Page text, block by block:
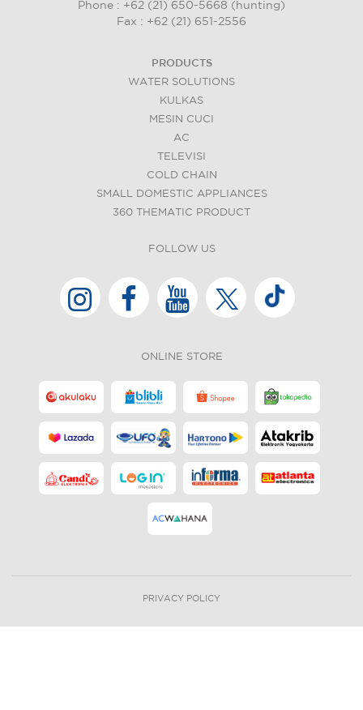
Phone : +62 (21) 650-5668 (hunting)
Fax : +62 (21) 651-2556
PRODUCTS
WATER SOLUTIONS
KULKAS
MESIN CUCI
AC
TELEVISI
COLD CHAIN
SMALL DOMESTIC APPLIANCES
360 THEMATIC PRODUCT
FOLLOW US
ONLINE STORE
PRIVACY POLICY